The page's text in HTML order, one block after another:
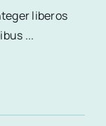
liberos
...